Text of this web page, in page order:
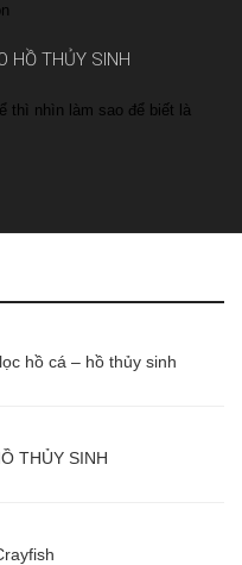
HỒ THỦY SINH
thì nhìn làm sao để biết là
hồ cá – hồ thủy sinh
THỦY SINH